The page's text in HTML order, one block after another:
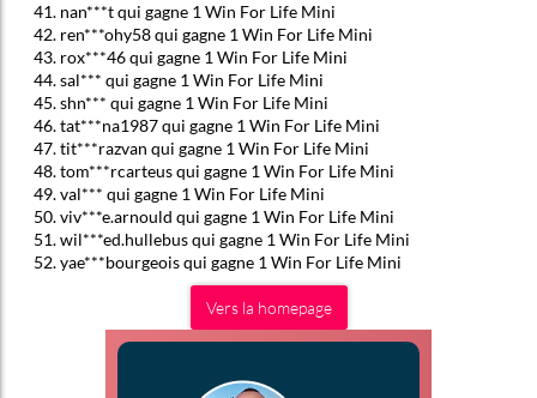
nan***t qui gagne 1 Win For Life Mini
ren***ohy58 qui gagne 1 Win For Life Mini
rox***46 qui gagne 1 Win For Life Mini
sal*** qui gagne 1 Win For Life Mini
shn*** qui gagne 1 Win For Life Mini
tat***na1987 qui gagne 1 Win For Life Mini
tit***razvan qui gagne 1 Win For Life Mini
tom***rcarteus qui gagne 1 Win For Life Mini
val*** qui gagne 1 Win For Life Mini
viv***e.arnould qui gagne 1 Win For Life Mini
wil***ed.hullebus qui gagne 1 Win For Life Mini
yae***bourgeois qui gagne 1 Win For Life Mini
Vers la homepage